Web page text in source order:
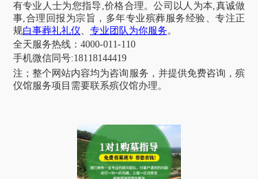
有专业人士为您指导,价格合理。公司以人为本,真诚做
事,合理回报为宗旨，多年专业殡葬服务经验、专注正
规白事葬礼礼仪、 专业团队为你服务。
全天服务热线： 4000-011-110
手机微信同号:18118144419
注；整个网站内容均为咨询服务，并提供免费咨询，殡
仪馆服务项目需要联系殡仪馆办理。